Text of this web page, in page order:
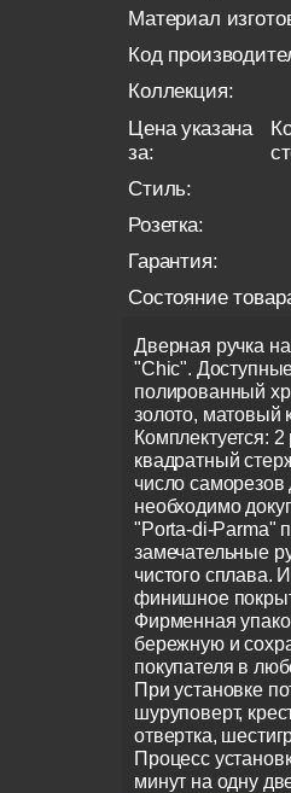
Материал
Код
Коллекция:
Цена указана
за:
Стиль:
Розетка:
Гарантия:
Состояние
Дверная ручка
"Chic".
полированный
золото, матовый
Комплектуется:
квадратный
число
необходимо
"Porta-di-Parma"
замечательные
чистого сплава.
финишное
Фирменная
бережную и
покупателя в
При установке
шуруповерт,
отвертка,
Процесс
минут на одну